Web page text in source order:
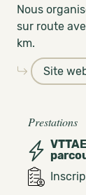
Nous
sur route
km.
Site
Prestations